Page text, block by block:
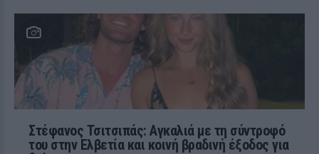
Στέφανος Τσιτσιπάς: Αγκαλιά με τη σύντροφό
του στην Ελβετία και κοινή βραδινή έξοδος για